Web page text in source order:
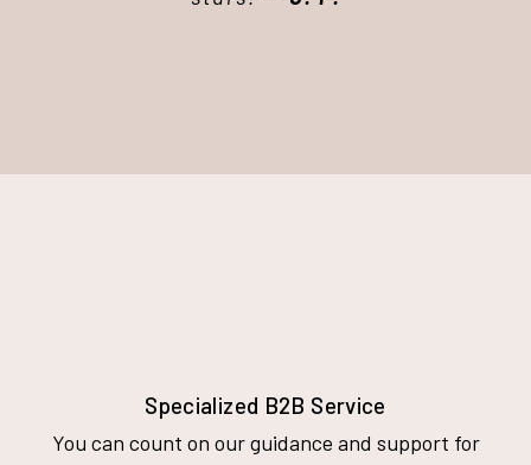
Specialized B2B Service
You can count on our guidance and support for